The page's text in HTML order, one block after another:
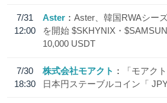
7/31
12:00
Aster
Aster、韓国RWAシー
を開始 $SKHYNIX・
10,000 USDT
7/30
18:30
株式会社モアクト
「モアク
日本円ステーブルコイン「